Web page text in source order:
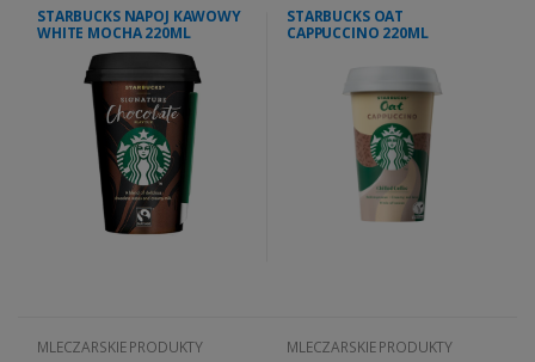
STARBUCKS NAPOJ KAWOWY
WHITE MOCHA 220ML
STARBUCKS OAT
CAPPUCCINO 220ML
MLECZARSKIE PRODUKTY
MLECZARSKIE PRODUKTY